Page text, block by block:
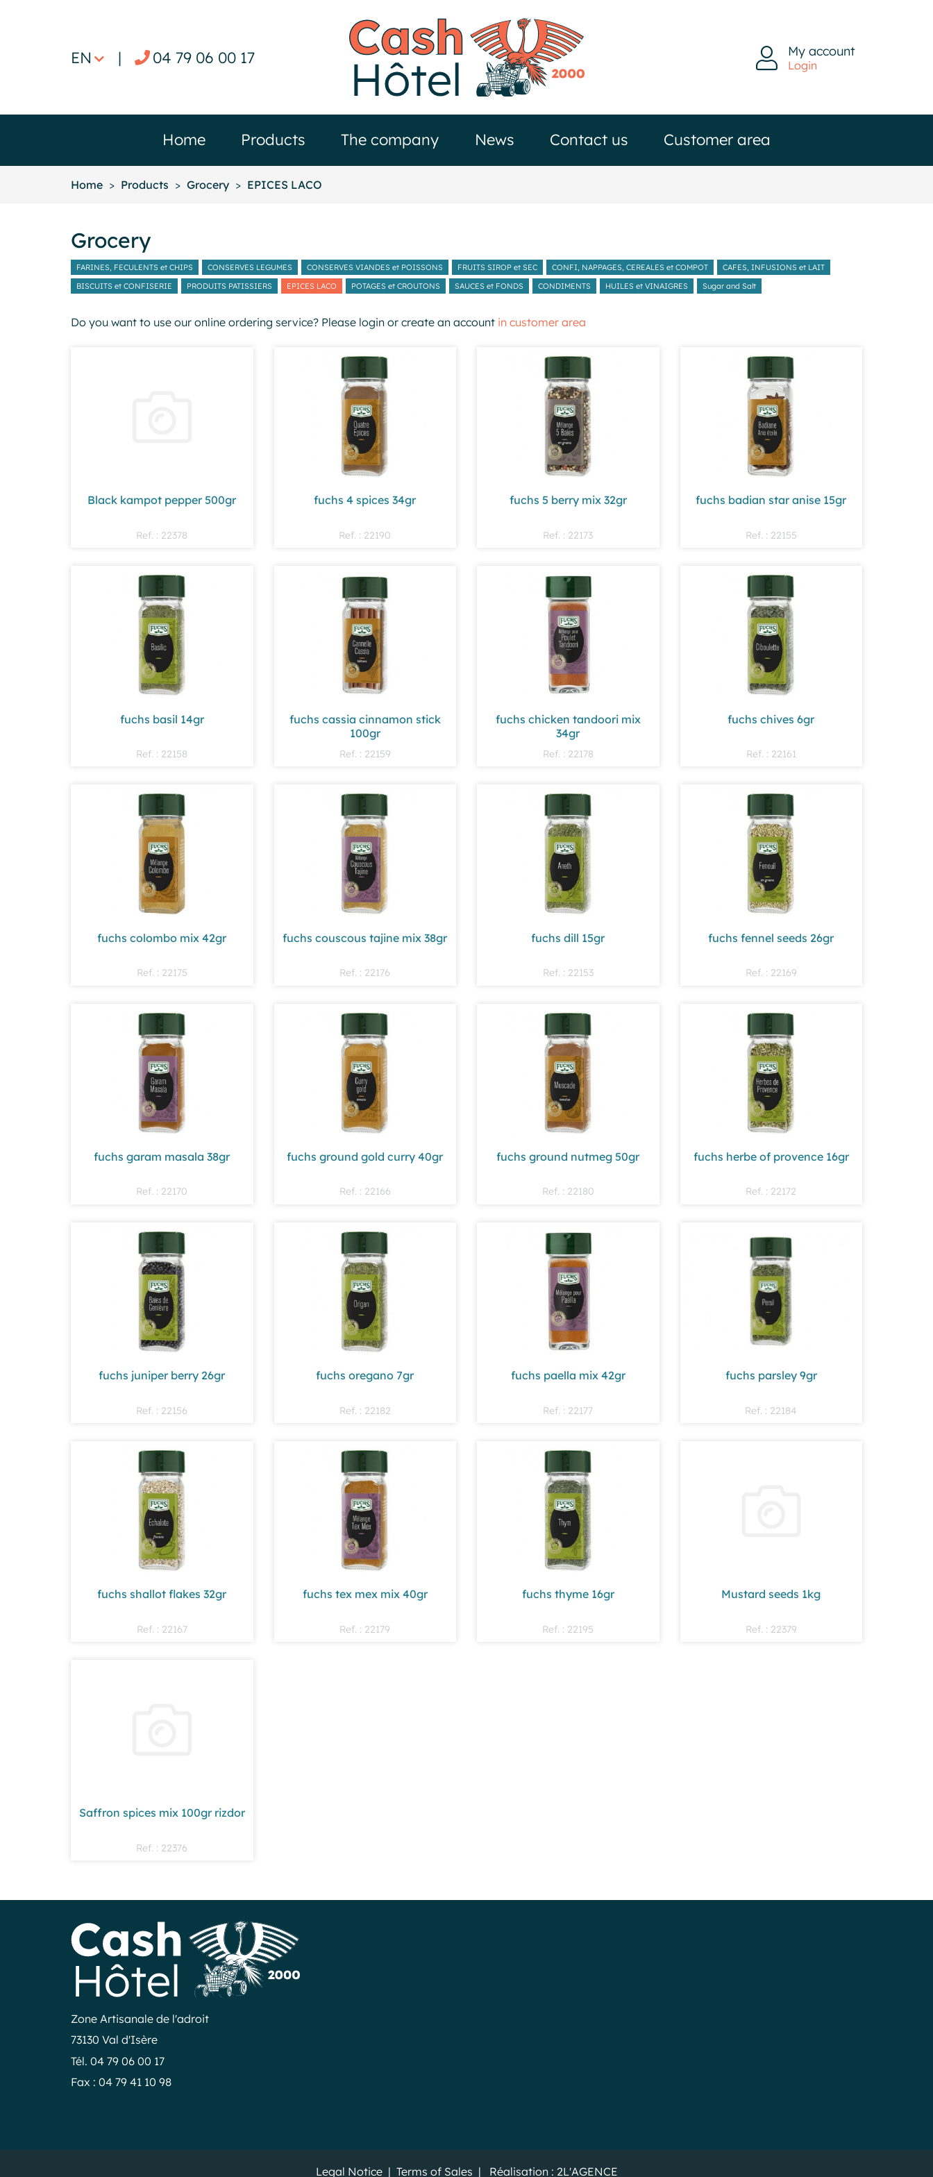
EN | 04 79 06 00 17 My account
Login
Home Products The company News Contact us Customer area
Home Products Grocery EPICES LACO
Grocery
FARINES, FECULENTS et CHIPS CONSERVES LEGUMES CONSERVES VIANDES et POISSONS FRUITS SIROP et SEC CONFI, NAPPAGES, CEREALES et COMPOT
CAFES, INFUSIONS et LAIT
BISCUITS et CONFISERIE
PRODUITS PATISSIERS EPICES LACO POTAGES et CROUTONS SAUCES et FONDS CONDIMENTS HUILES et VINAIGRES Sugar and Salt
Do you want to use our online ordering service? Please login or create an account in customer area
Black kampot pepper 500gr
Ref. : 22378
fuchs 4 spices 34gr
Ref. : 22190
fuchs 5 berry mix 32gr
Ref. : 22173
fuchs badian star anise 15gr
Ref. : 22155
fuchs basil 14gr
Ref. : 22158
fuchs cassia cinnamon stick
100gr
Ref. : 22159
fuchs chicken tandoori mix
34gr
Ref. : 22178
fuchs chives 6gr
Ref. : 22161
fuchs colombo mix 42gr
Ref. : 22175
fuchs couscous tajine mix 38gr
Ref. : 22176
fuchs dill 15gr
Ref. : 22153
fuchs fennel seeds 26gr
Ref. : 22169
fuchs garam masala 38gr
Ref. : 22170
fuchs ground gold curry 40gr
Ref. : 22166
fuchs ground nutmeg 50gr
Ref. : 22180
fuchs herbe of provence 16gr
Ref. : 22172
fuchs juniper berry 26gr
Ref. : 22156
fuchs oregano 7gr
Ref. : 22182
fuchs paella mix 42gr
Ref. : 22177
fuchs parsley 9gr
Ref. : 22184
fuchs shallot flakes 32gr
Ref. : 22167
fuchs tex mex mix 40gr
Ref. : 22179
fuchs thyme 16gr
Ref. : 22195
Mustard seeds 1kg
Ref. : 22379
Saffron spices mix 100gr rizdor
Ref. : 22376
Zone Artisanale de l'adroit
73130 Val d'Isère
Tél. 04 79 06 00 17
Fax : 04 79 41 10 98
Legal Notice| Terms of Sales | Réalisation : 2L'AGENCE